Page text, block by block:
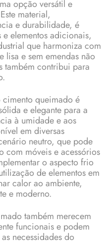
opção versátil e
material,
e durabilidade, é
elementos adicionais,
que harmoniza com
lisa e sem emendas não
também contribui para
queimado é
e elegante para a
à umidade e aos
em diversas
neutro, que pode
com móveis e acessórios
o aspecto frio
de elementos em
calor ao ambiente,
e moderno.
também merecem
funcionais e podem
necessidades do